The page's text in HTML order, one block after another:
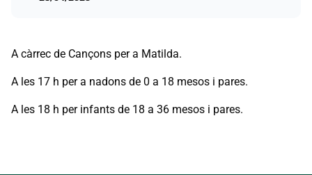
A càrrec de Cançons per a Matilda.
A les 17 h per a nadons de 0 a 18 mesos i pares.
A les 18 h per infants de 18 a 36 mesos i pares.